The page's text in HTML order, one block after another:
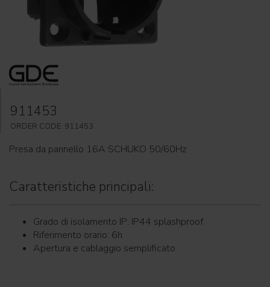
911453
ORDER CODE: 911453
Presa da pannello 16A SCHUKO 50/60Hz
Caratteristiche principali:
Grado di isolamento IP: IP44 splashproof
Riferimento orario: 6h
Apertura e cablaggio semplificato